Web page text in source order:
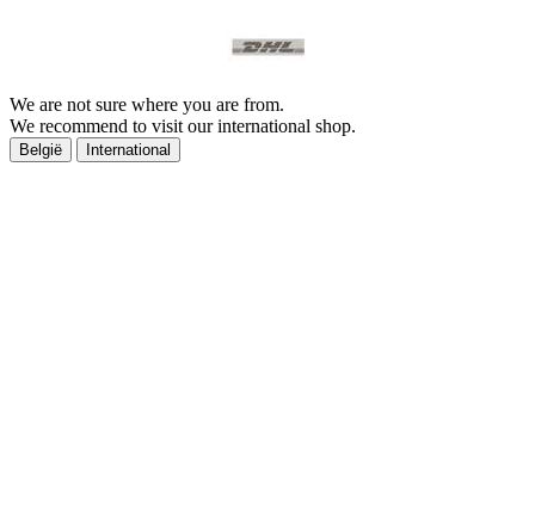
We are not sure where you are from.
We recommend to visit our international shop.
België International